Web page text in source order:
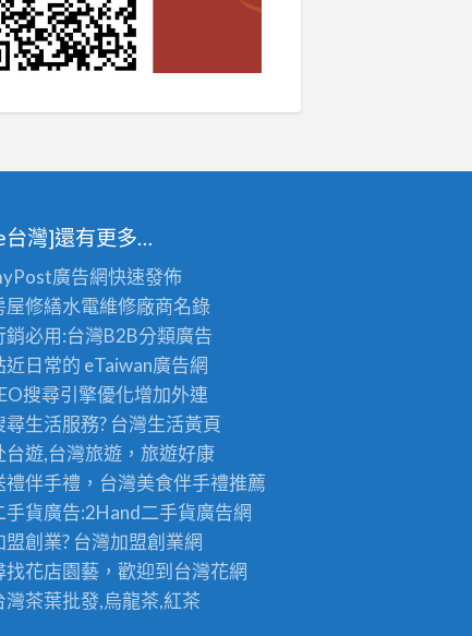
台灣]還有更多…
廣告網快速發佈
屋修繕水電維修廠商名錄
銷必用:台灣B2B分類廣告
近日常的 eTaiwan廣告網
搜尋引擎優化增加外連
尋生活服務? 台灣生活黃頁
台遊,台灣旅遊 ，旅遊好康
禮伴手禮，台灣美食伴手禮推薦
手貨廣告:2Hand二手貨廣告網
盟創業? 台灣加盟創業網
找花店園藝，歡迎到台灣花網
灣茶葉批發,烏龍茶,紅茶